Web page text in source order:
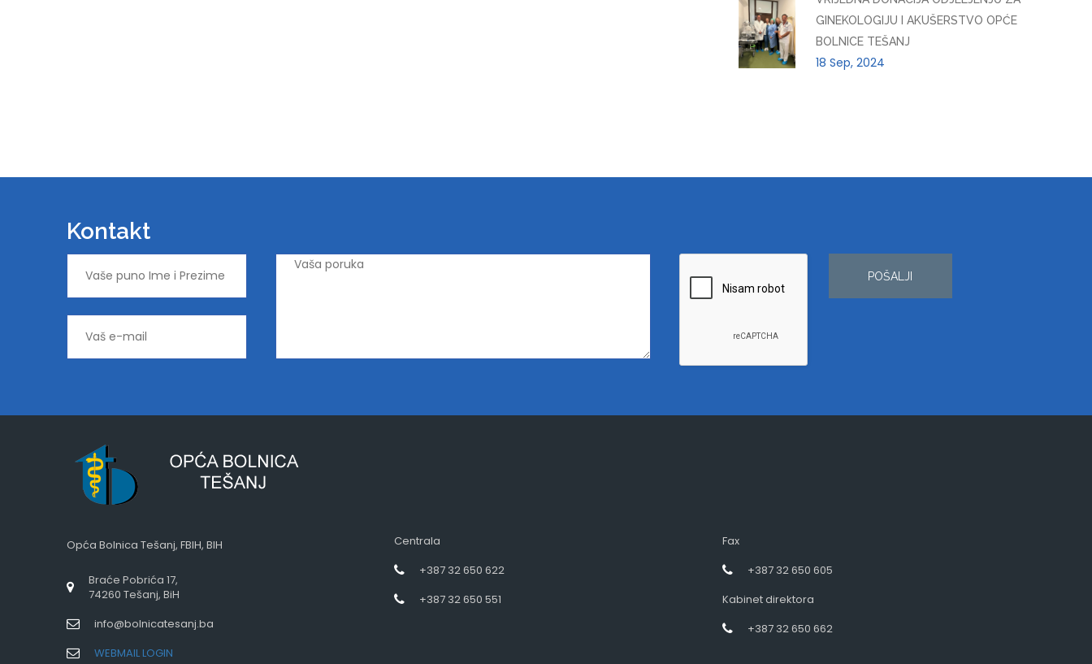
GINEKOLOGIJU I AKUŠERSTVO OPĆE
BOLNICE TEŠANJ
18 Sep, 2024
Kontakt
POŠALJI
Opća Bolnica Tešanj, FBIH, BIH
Braće Pobrića 17,
74260 Tešanj, BiH
info@bolnicatesanj.ba
WEBMAIL LOGIN
Centrala
+387 32 650 622
+387 32 650 551
Fax
+387 32 650 605
Kabinet direktora
+387 32 650 662